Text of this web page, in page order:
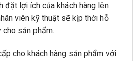
đặt lợi ích của khách hàng lên
viên kỹ thuật sẽ kịp thời hỗ
sản phẩm.
cho khách hàng sản phẩm với